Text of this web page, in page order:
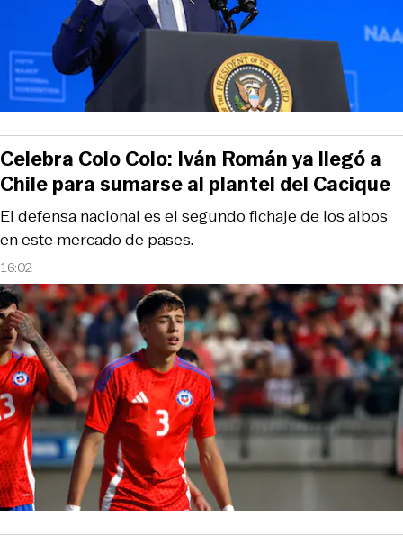
16:02
El defensa nacional es el segundo fichaje de los albos
en este mercado de pases.
Celebra Colo Colo: Iván Román ya llegó a
Chile para sumarse al plantel del Cacique